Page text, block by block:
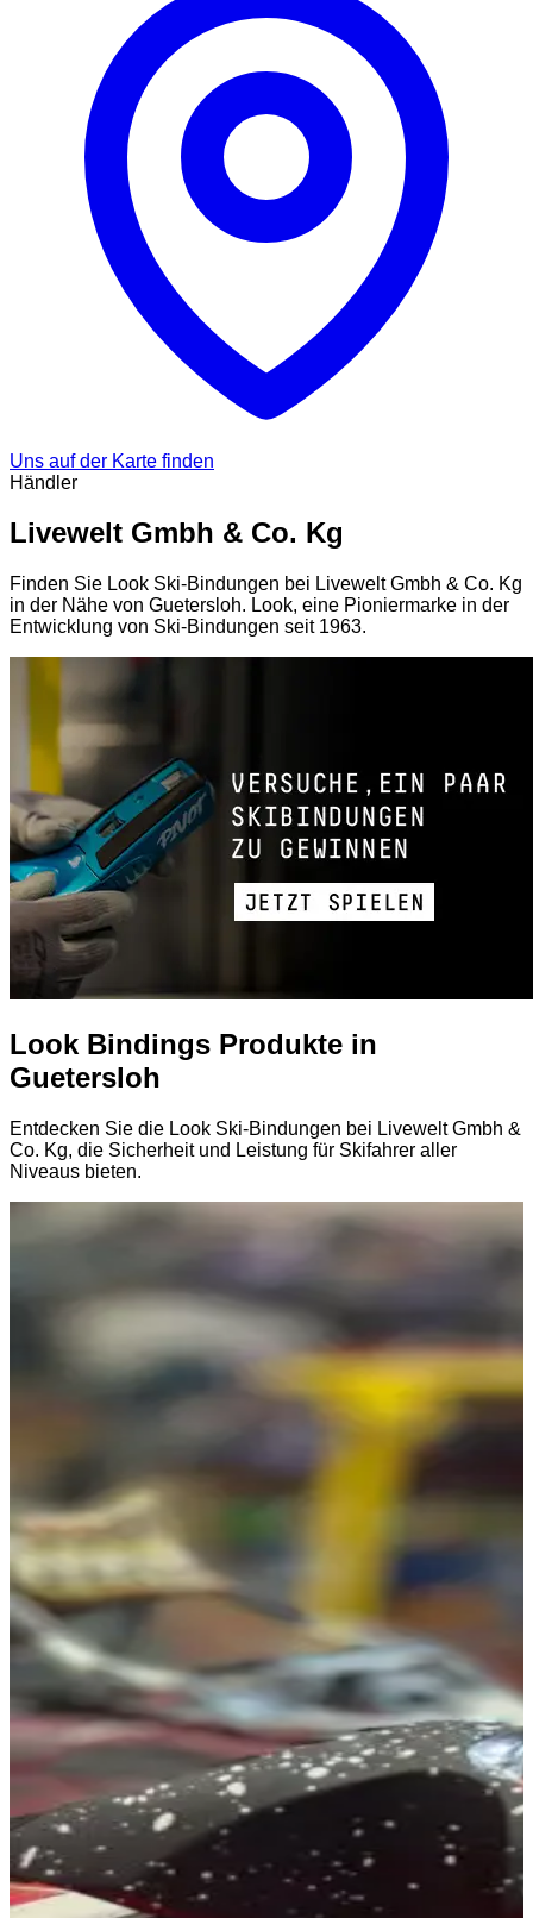
Uns auf der Karte finden
Händler
Livewelt Gmbh & Co. Kg
Finden Sie Look Ski-Bindungen bei Livewelt Gmbh & Co. Kg
in der Nähe von Guetersloh. Look, eine Pioniermarke in der
Entwicklung von Ski-Bindungen seit 1963.
Look Bindings Produkte in
Guetersloh
Entdecken Sie die Look Ski-Bindungen bei Livewelt Gmbh &
Co. Kg, die Sicherheit und Leistung für Skifahrer aller
Niveaus bieten.